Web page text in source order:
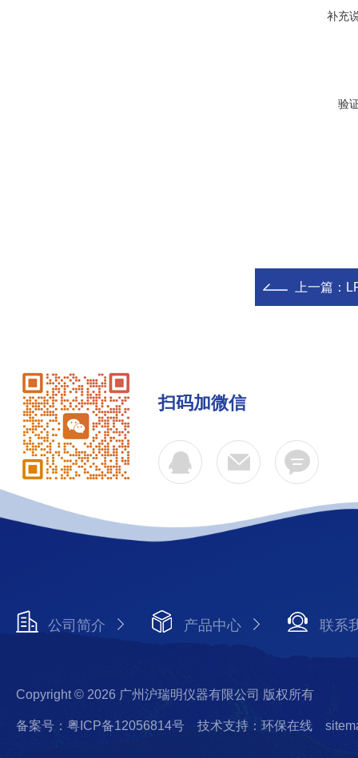
补充
验
上一篇：
扫码加微信
公司简介 产品中心 联系
Copyright © 2026 广州沪瑞明仪器有限公司 版权所有
备案号：粤ICP备12056814号 技术支持：环保在线